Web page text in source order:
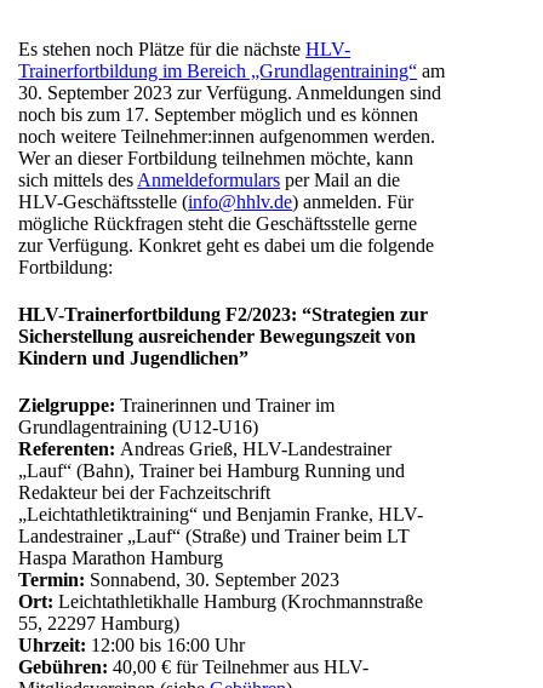
Es stehen noch Plätze für die nächsteHLV-
Trainerfortbildung im Bereich „Grundlagentraining“ am
30. September 2023 zur Verfügung. Anmeldungen sind
noch bis zum 17. September möglich und es können
noch weitere Teilnehmer:innen aufgenommen werden.
Wer an dieser Fortbildung teilnehmen möchte, kann
sich mittels des Anmeldeformulars per Mail an die
HLV-Geschäftsstelle (info@hhlv.de) anmelden. Für
mögliche Rückfragen steht die Geschäftsstelle gerne
zur Verfügung. Konkret geht es dabei um die folgende
Fortbildung:
HLV-Trainerfortbildung F2/2023: “Strategien zur
Sicherstellung ausreichender Bewegungszeit von
Kindern und Jugendlichen”
Zielgruppe:Trainerinnen und Trainer im
Grundlagentraining (U12-U16)
Referenten:Andreas Grieß, HLV-Landestrainer
„Lauf“ (Bahn), Trainer bei Hamburg Running und
Redakteur bei der Fachzeitschrift
„Leichtathletiktraining“ und Benjamin Franke, HLV-
Landestrainer „Lauf“ (Straße) und Trainer beim LT
Haspa Marathon Hamburg
Termin: Sonnabend, 30. September 2023
Ort:Leichtathletikhalle Hamburg (Krochmannstraße
55, 22297 Hamburg)
Uhrzeit: 12:00 bis 16:00 Uhr
Gebühren:40,00 € für Teilnehmer aus HLV-